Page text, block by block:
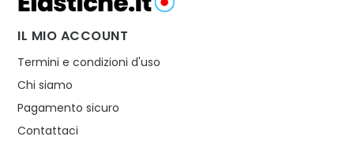
IL MIO ACCOUNT
Termini e condizioni d'uso
Chi siamo
Pagamento sicuro
Contattaci